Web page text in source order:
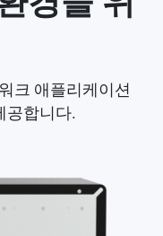
크 애플리케이션
공합니다.